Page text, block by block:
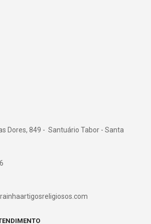
Dores, 849 - Santuário Tabor - Santa